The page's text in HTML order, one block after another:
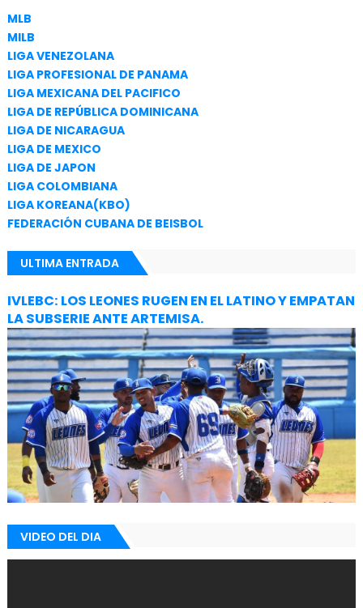
MLB
MILB
LIGA VENEZOLANA
LIGA PROFESIONAL DE PANAMA
LIGA MEXICANA DEL PACIFICO
LIGA DE REPÚBLICA DOMINICANA
LIGA DE NICARAGUA
LIGA DE MEXICO
LIGA DE JAPON
LIGA COLOMBIANA
LIGA KOREANA(KBO)
FEDERACIÓN CUBANA DE BEISBOL
ULTIMA ENTRADA
IVLEBC: LOS LEONES RUGEN EN EL LATINO Y EMPATAN
LA SUBSERIE ANTE ARTEMISA.
VIDEO DEL DIA